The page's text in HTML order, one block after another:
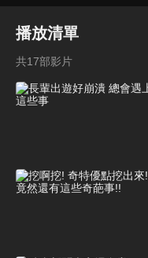
播放清單
共17部影片